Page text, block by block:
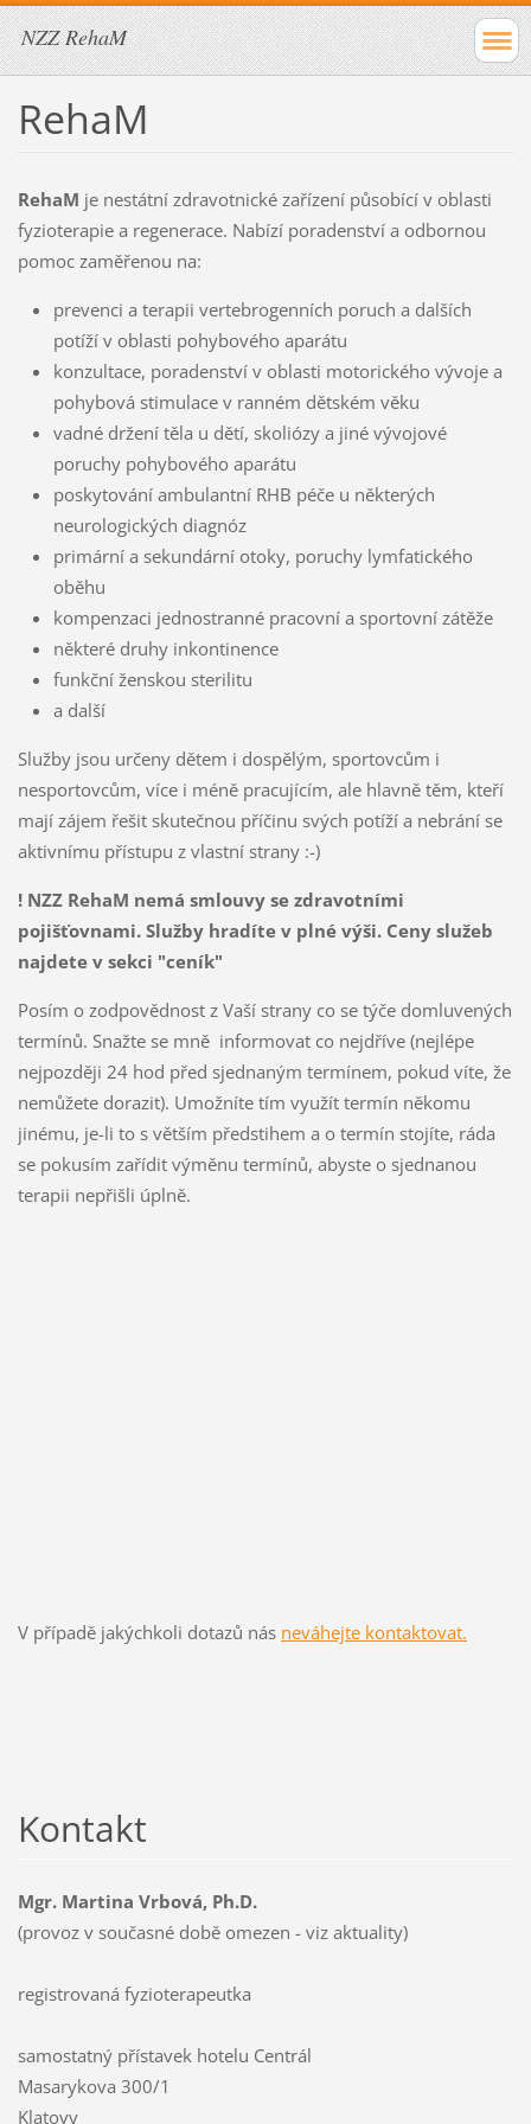
NZZ RehaM
RehaM
RehaM je nestátní zdravotnické zařízení působící v oblasti
fyzioterapie a regenerace. Nabízí poradenství a odbornou
pomoc zaměřenou na:
prevenci a terapii vertebrogenních poruch a dalších
potíží v oblasti pohybového aparátu
konzultace, poradenství v oblasti motorického vývoje a
pohybová stimulace v ranném dětském věku
vadné držení těla u dětí, skoliózy a jiné vývojové
poruchy pohybového aparátu
poskytování ambulantní RHB péče u některých
neurologických diagnóz
primární a sekundární otoky, poruchy lymfatického
oběhu
kompenzaci jednostranné pracovní a sportovní zátěže
některé druhy inkontinence
funkční ženskou sterilitu
a další
Služby jsou určeny dětem i dospělým, sportovcům i
nesportovcům, více i méně pracujícím, ale hlavně těm, kteří
mají zájem řešit skutečnou příčinu svých potíží a nebrání se
aktivnímu přístupu z vlastní strany :-)
! NZZ RehaM nemá smlouvy se zdravotními
pojišťovnami. Služby hradíte v plné výši. Ceny služeb
najdete v sekci "ceník"
Posím o zodpovědnost z Vaší strany co se týče domluvených
termínů. Snažte se mně informovat co nejdříve (nejlépe
nejpozději 24 hod před sjednaným termínem, pokud víte, že
nemůžete dorazit). Umožníte tím využít termín někomu
jinému, je-li to s větším předstihem a o termín stojíte, ráda
se pokusím zařídit výměnu termínů, abyste o sjednanou
terapii nepřišli úplně.
V případě jakýchkoli dotazů nás neváhejte kontaktovat.
Kontakt
Mgr. Martina Vrbová, Ph.D.
(provoz v současné době omezen - viz aktuality)
registrovaná fyzioterapeutka
samostatný přístavek hotelu Centrál
Masarykova 300/1
Klatovy